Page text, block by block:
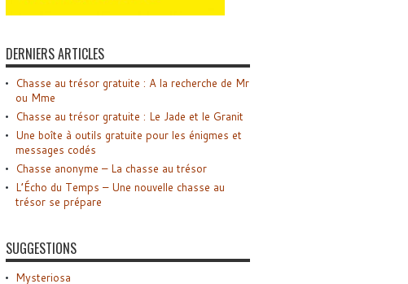
DERNIERS ARTICLES
Chasse au trésor gratuite : A la recherche de Mr
ou Mme
Chasse au trésor gratuite : Le Jade et le Granit
Une boîte à outils gratuite pour les énigmes et
messages codés
Chasse anonyme – La chasse au trésor
L’Écho du Temps – Une nouvelle chasse au
trésor se prépare
SUGGESTIONS
Mysteriosa